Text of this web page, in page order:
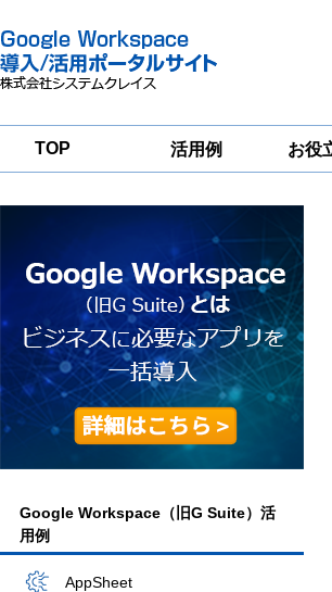
TOP 活用例 お役
グループウェア
移行支援
Google Workspace（旧G Suite）活
用例
AppSheet